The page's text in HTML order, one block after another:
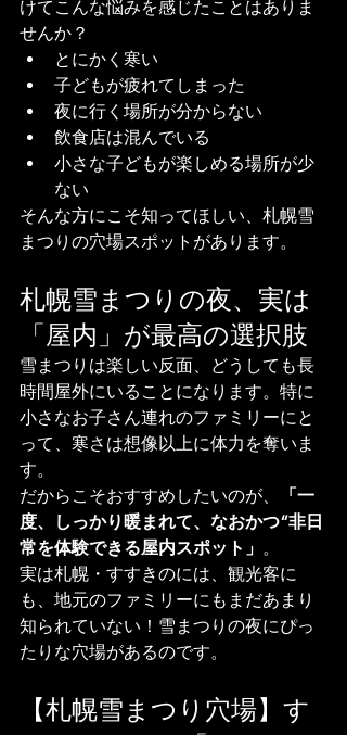
けてこんな悩みを感じたことはありま
せんか？
とにかく寒い
子どもが疲れてしまった
夜に行く場所が分からない
飲食店は混んでいる
小さな子どもが楽しめる場所が少
ない
そんな方にこそ知ってほしい、札幌雪
まつりの穴場スポットがあります。
札幌雪まつりの夜、実は
「屋内」が最高の選択肢
雪まつりは楽しい反面、どうしても長
時間屋外にいることになります。特に
小さなお子さん連れのファミリーにと
って、寒さは想像以上に体力を奪いま
す。
だからこそおすすめしたいのが、
「一
度、しっかり暖まれて、なおかつ“非日
常を体験できる屋内スポット」 。
実は札幌・すすきのには、観光客に
も、地元のファミリーにもまだあまり
知られていない！雪まつりの夜にぴっ
たりな穴場があるのです。
【札幌雪まつり穴場】す